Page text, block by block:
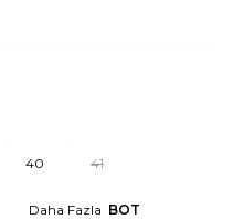
40 41
Daha Fazla BOT